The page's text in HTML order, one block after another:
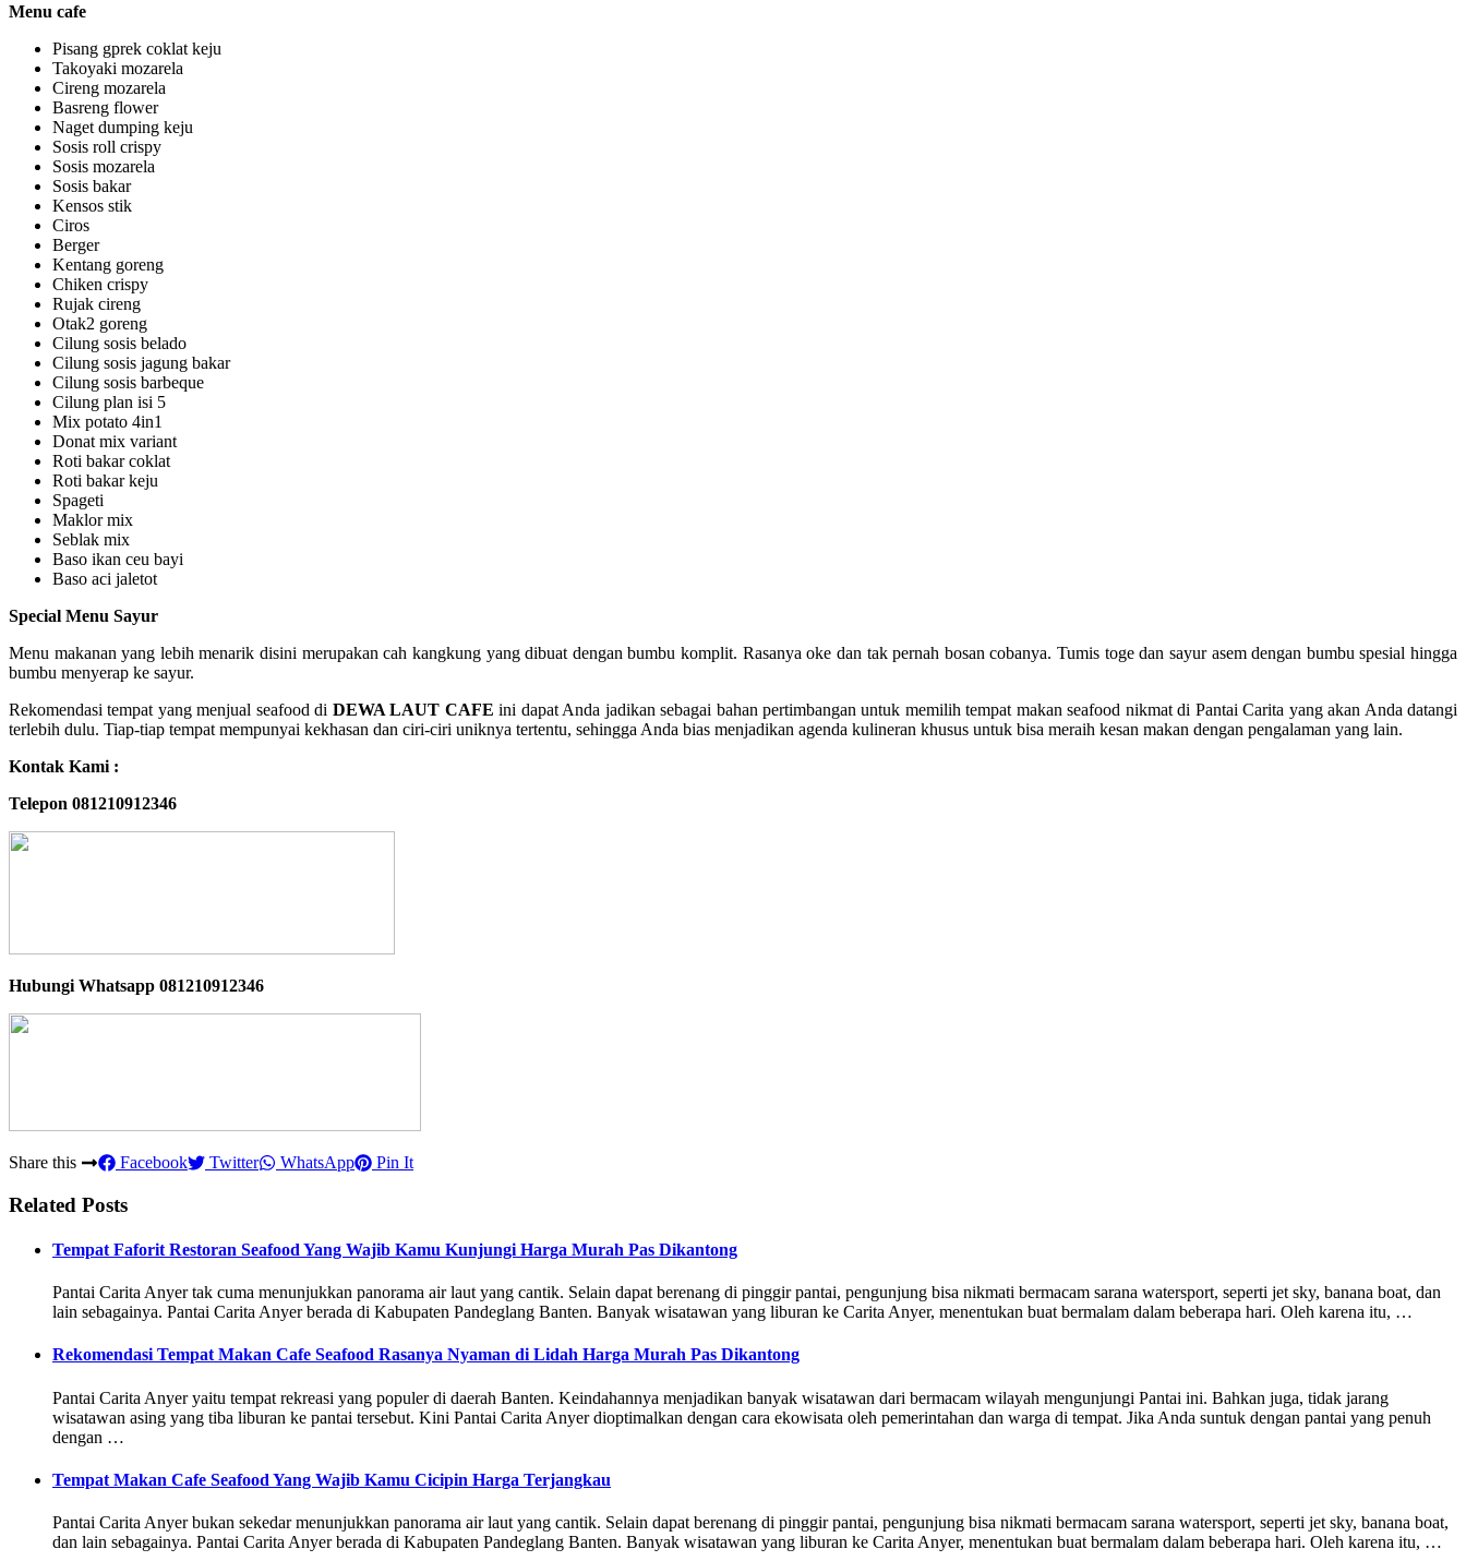
Menu cafe
Pisang gprek coklat keju
Takoyaki mozarela
Cireng mozarela
Basreng flower
Naget dumping keju
Sosis roll crispy
Sosis mozarela
Sosis bakar
Kensos stik
Ciros
Berger
Kentang goreng
Chiken crispy
Rujak cireng
Otak2 goreng
Cilung sosis belado
Cilung sosis jagung bakar
Cilung sosis barbeque
Cilung plan isi 5
Mix potato 4in1
Donat mix variant
Roti bakar coklat
Roti bakar keju
Spageti
Maklor mix
Seblak mix
Baso ikan ceu bayi
Baso aci jaletot
Special Menu Sayur
Menu makanan yang lebih menarik disini merupakan cah kangkung yang dibuat dengan bumbu komplit. Rasanya oke dan tak pernah bosan cobanya. Tumis toge dan sayur asem dengan bumbu spesial hingga
bumbu menyerap ke sayur.
Rekomendasi tempat yang menjual seafood di DEWA LAUT CAFEini dapat Anda jadikan sebagai bahan pertimbangan untuk memilih tempat makan seafood nikmat di Pantai Carita yang akan Anda datangi
terlebih dulu. Tiap-tiap tempat mempunyai kekhasan dan ciri-ciri uniknya tertentu, sehingga Anda bias menjadikan agenda kulineran khusus untuk bisa meraih kesan makan dengan pengalaman yang lain.
Kontak Kami :
Telepon 081210912346
Hubungi Whatsapp 081210912346
Share this Facebook Twitter WhatsApp Pin It
Related Posts
Tempat Faforit Restoran Seafood Yang Wajib Kamu Kunjungi Harga Murah Pas Dikantong
Pantai Carita Anyer tak cuma menunjukkan panorama air laut yang cantik. Selain dapat berenang di pinggir pantai, pengunjung bisa nikmati bermacam sarana watersport, seperti jet sky, banana boat, dan
lain sebagainya. Pantai Carita Anyer berada di Kabupaten Pandeglang Banten. Banyak wisatawan yang liburan ke Carita Anyer, menentukan buat bermalam dalam beberapa hari. Oleh karena itu, …
Rekomendasi Tempat Makan Cafe Seafood Rasanya Nyaman di Lidah Harga Murah Pas Dikantong
Pantai Carita Anyer yaitu tempat rekreasi yang populer di daerah Banten. Keindahannya menjadikan banyak wisatawan dari bermacam wilayah mengunjungi Pantai ini. Bahkan juga, tidak jarang
wisatawan asing yang tiba liburan ke pantai tersebut. Kini Pantai Carita Anyer dioptimalkan dengan cara ekowisata oleh pemerintahan dan warga di tempat. Jika Anda suntuk dengan pantai yang penuh
dengan …
Tempat Makan Cafe Seafood Yang Wajib Kamu Cicipin Harga Terjangkau
Pantai Carita Anyer bukan sekedar menunjukkan panorama air laut yang cantik. Selain dapat berenang di pinggir pantai, pengunjung bisa nikmati bermacam sarana watersport, seperti jet sky, banana boat,
dan lain sebagainya. Pantai Carita Anyer berada di Kabupaten Pandeglang Banten. Banyak wisatawan yang liburan ke Carita Anyer, menentukan buat bermalam dalam beberapa hari. Oleh karena itu, …